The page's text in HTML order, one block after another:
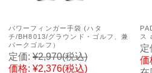
パワーフィンガー手袋 (ハタ
チ/BH8013/グラウンド・ゴルフ、兼
パークゴルフ）
定価: ¥2,970(税込)
価格: ¥2,376(税込)
ス
定
価